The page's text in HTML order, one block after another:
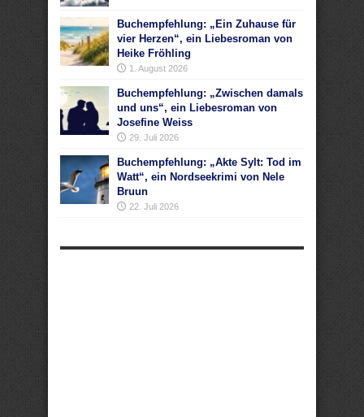
Buchempfehlung: „Ein Zuhause für
vier Herzen“, ein Liebesroman von
Heike Fröhling
1. August 2026
Buchempfehlung: „Zwischen damals
und uns“, ein Liebesroman von
Josefine Weiss
29. Juli 2026
Buchempfehlung: „Akte Sylt: Tod im
Watt“, ein Nordseekrimi von Nele
Bruun
22. Juli 2026